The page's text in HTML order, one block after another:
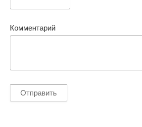
Комментарий